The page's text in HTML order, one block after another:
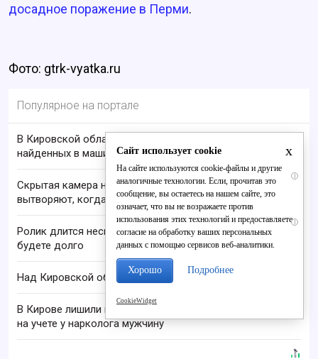
досадное поражение в Перми.
Фото: gtrk-vyatka.ru
Популярное на портале
В Кировской области проверяют гибель супругов,
найденных в машине в Вятке
i
Скрытая камера на пляже Крыма: Что люди
вытворяют, когда их не видят...
i
Ролик длится несколько секунд, а смеяться вы
будете долго
Над Кировской областью сбили БПЛА
В Кирове лишили водительских прав состоящего
на учете у нарколога мужчину
x
Сайт использует cookie
На сайте используются cookie-файлы и другие
аналогичные технологии. Если, прочитав это
сообщение, вы остаетесь на нашем сайте, это
означает, что вы не возражаете против
использования этих технологий и предоставляете
согласие на обработку ваших персональных
данных с помощью сервисов веб-аналитики.
Хорошо Подробнее
CookieWidget